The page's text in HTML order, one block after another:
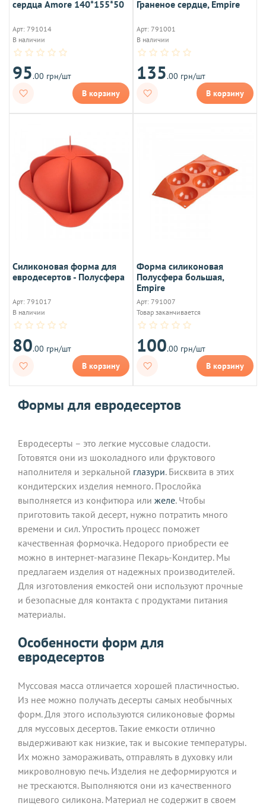
сердца Amore 140*155*50
Арт: 791014
В наличии
95.00 грн/шт
В корзину
Граненое сердце, Empire
Арт: 791001
В наличии
135.00 грн/шт
В корзину
Силиконовая форма для
евродесертов - Полусфера
Арт: 791017
В наличии
80.00 грн/шт
В корзину
Форма силиконовая
Полусфера большая,
Empire
Арт: 791007
Товар заканчивается
100.00 грн/шт
В корзину
Формы для евродесертов
Евродесерты – это легкие муссовые сладости.
Готовятся они из шоколадного или фруктового
наполнителя и зеркальной глазури. Бисквита в этих
кондитерских изделия немного. Прослойка
выполняется из конфитюра или желе. Чтобы
приготовить такой десерт, нужно потратить много
времени и сил. Упростить процесс поможет
качественная формочка. Недорого приобрести ее
можно в интернет-магазине Пекарь-Кондитер. Мы
предлагаем изделия от надежных производителей.
Для изготовления емкостей они используют прочные
и безопасные для контакта с продуктами питания
материалы.
Особенности форм для
евродесертов
Муссовая масса отличается хорошей пластичностью.
Из нее можно получать десерты самых необычных
форм. Для этого используются силиконовые формы
для муссовых десертов. Такие емкости отлично
выдерживают как низкие, так и высокие температуры.
Их можно замораживать, отправлять в духовку или
микроволновую печь. Изделия не деформируются и
не трескаются. Выполняются они из качественного
пищевого силикона. Материал не содержит в своем